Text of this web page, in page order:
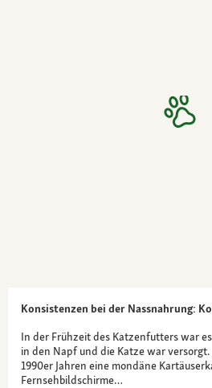
Konsistenzen bei der Nassnahrung:
In der Frühzeit des Katzenfutters war
in den Napf und die Katze war
1990er Jahren eine mondäne
Fernsehbildschirme…